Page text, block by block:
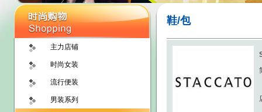
主力店铺
时尚女装
流行便装
男装系列
鞋/包